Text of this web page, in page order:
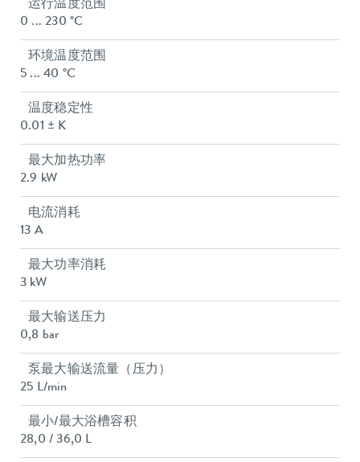
运行温度范围
0 ... 230 °C
环境温度范围
5 ... 40 °C
温度稳定性
0.01 ± K
最大加热功率
2.9 kW
电流消耗
13 A
最大功率消耗
3 kW
最大输送压力
0,8 bar
泵最大输送流量（压力）
25 L/min
最小/最大浴槽容积
28,0 / 36,0 L